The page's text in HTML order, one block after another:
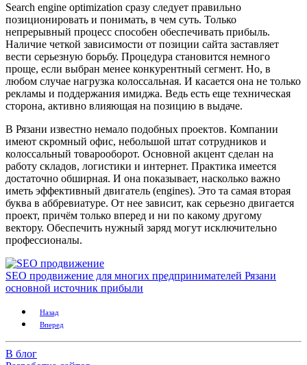
Search engine optimization сразу следует правильно
позиционировать и понимать, в чем суть. Только
непрерывный процесс способен обеспечивать прибыль.
Наличие четкой зависимости от позиции сайта заставляет
вести серьезную борьбу. Процедура становится немного
проще, если выбран менее конкурентный сегмент. Но, в
любом случае нагрузка колоссальная. И касается она не только
рекламы и поддержания имиджа. Ведь есть еще техническая
сторона, активно влияющая на позицию в выдаче.
В Рязани известно немало подобных проектов. Компании
имеют скромный офис, небольшой штат сотрудников и
колоссальный товарооборот. Основной акцент сделан на
работу складов, логистики и интернет. Практика имеется
достаточно обширная. И она показывает, насколько важно
иметь эффективный двигатель (engines). Это та самая вторая
буква в аббревиатуре. От нее зависит, как серьезно двигается
проект, причём только вперед и ни по какому другому
вектору. Обеспечить нужный заряд могут исключительно
профессионалы.
SEO продвижение для многих предпринимателей Рязани
основной источник прибыли
Назад
Вперед
В блог